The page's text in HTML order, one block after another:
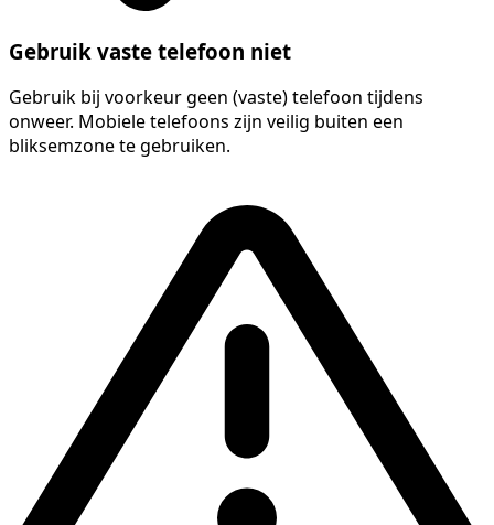
Gebruik vaste telefoon niet
Gebruik bij voorkeur geen (vaste) telefoon tijdens
onweer. Mobiele telefoons zijn veilig buiten een
bliksemzone te gebruiken.